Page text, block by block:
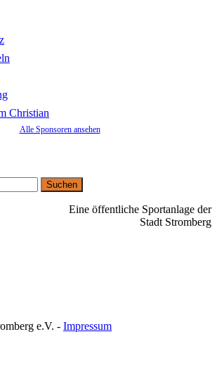
Alle Sponsoren ansehen
Eine öffentliche Sportanlage der
Stadt Stromberg
e.V. - Impressum